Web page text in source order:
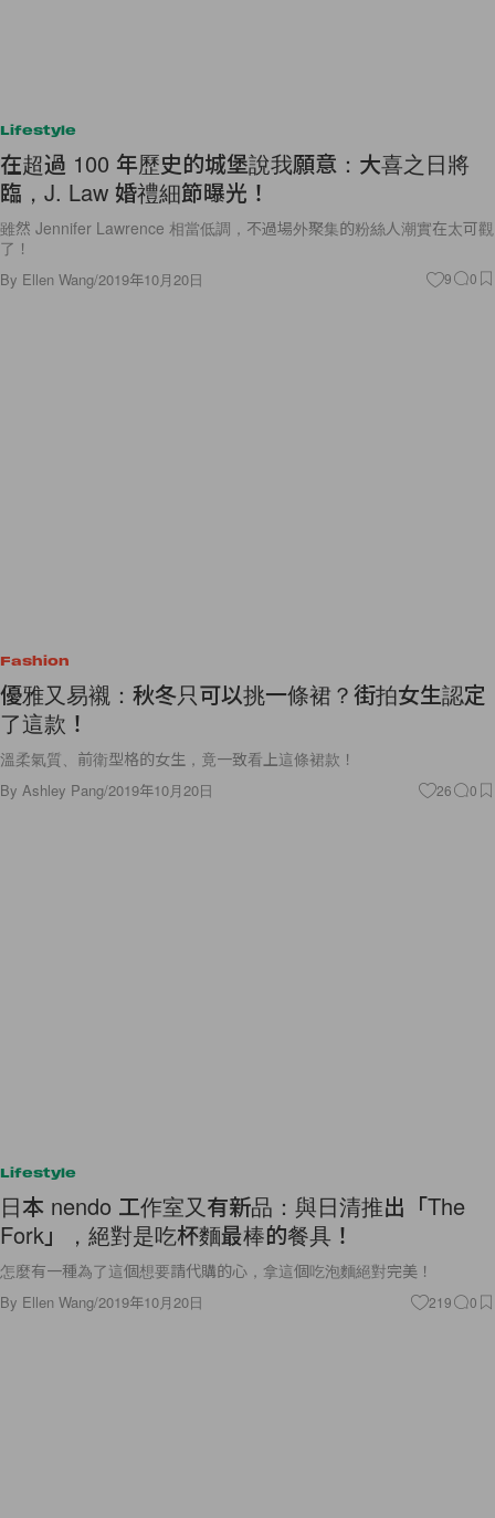
Lifestyle
在超過 100 年歷史的城堡說我願意：大喜之日將
臨，J. Law 婚禮細節曝光！
雖然 Jennifer Lawrence 相當低調，不過場外聚集的粉絲人潮實在太可觀
了！
By Ellen Wang/2019年10月20日 9 0
Fashion
優雅又易襯：秋冬只可以挑一條裙？街拍女生認定
了這款！
溫柔氣質、前衛型格的女生，竟一致看上這條裙款！
By Ashley Pang/2019年10月20日 26 0
Lifestyle
日本 nendo 工作室又有新品：與日清推出「The
Fork」，絕對是吃杯麵最棒的餐具！
怎麼有一種為了這個想要請代購的心，拿這個吃泡麵絕對完美！
By Ellen Wang/2019年10月20日 219 0